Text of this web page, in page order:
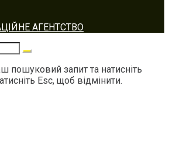
АГЕНТСТВО
пошуковий запит та натисніть
Esc, щоб відмінити.